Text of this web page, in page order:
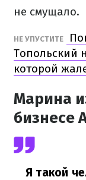
не смущало.
НЕ УПУСТИТЕ
Топольский
которой
Марина
бизнесе
Я такой